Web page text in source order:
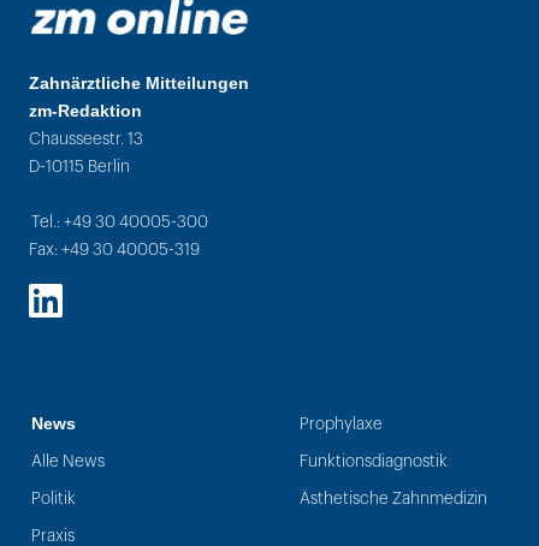
Zahnärztliche Mitteilungen
zm-Redaktion
Chausseestr. 13
D-10115 Berlin
Tel.: +49 30 40005-300
Fax: +49 30 40005-319
LinkedIn
News
Alle News
Politik
Praxis
Prophylaxe
Funktionsdiagnostik
Ästhetische Zahnmedizin